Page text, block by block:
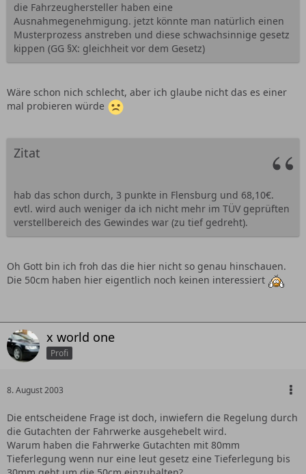
die Fahrzeughersteller haben eine
Ausnahmegenehmigung. jetzt könnte man natürlich einen
Musterprozess anstreben und diese schwachsinnige gesetz
kippen (GG §X: gleichheit vor dem Gesetz)
Wäre schon nich schlecht, aber ich glaube nicht das es einer
mal probieren würde
Zitat
hab das schon durch, 3 punkte in Flensburg und 68,10€.
evtl. wird auch weniger da ich nicht mehr im TÜV geprüften
verstellbereich des Gewindes war (zu tief gedreht).
Oh Gott bin ich froh das die hier nicht so genau hinschauen.
Die 50cm haben hier eigentlich noch keinen interessiert
x world one
Profi
8. August 2003
Die entscheidene Frage ist doch, inwiefern die Regelung durch
die Gutachten der Fahrwerke ausgehebelt wird.
Warum haben die Fahrwerke Gutachten mit 80mm
Tieferlegung wenn nur eine leut gesetz eine Tieferlegung bis